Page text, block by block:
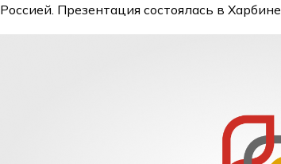
Россией. Презентация состоялась в Харбине.